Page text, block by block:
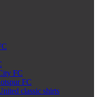
FC
FC
classic shirts